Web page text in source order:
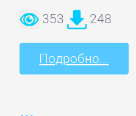
353 248
Подробно...